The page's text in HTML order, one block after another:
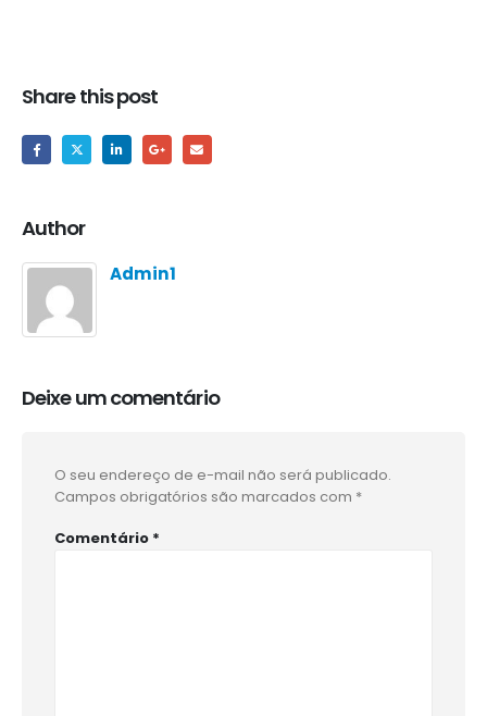
Share this post
Author
Admin1
Deixe um comentário
O seu endereço de e-mail não será publicado.
Campos obrigatórios são marcados com *
Comentário *